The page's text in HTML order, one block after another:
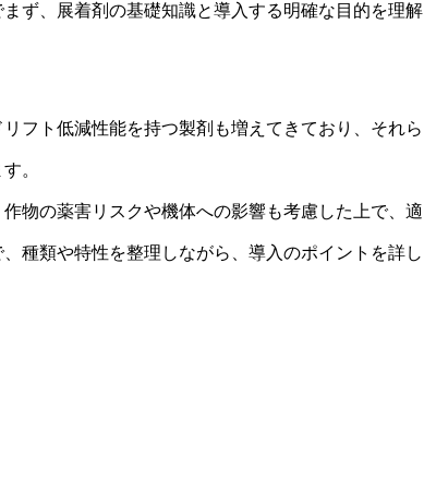
ず、展着剤の基礎知識と導入する明確な目的を理解
フト低減性能を持つ製剤も増えてきており、それら
。
物の薬害リスクや機体への影響も考慮した上で、適
種類や特性を整理しながら、導入のポイントを詳し